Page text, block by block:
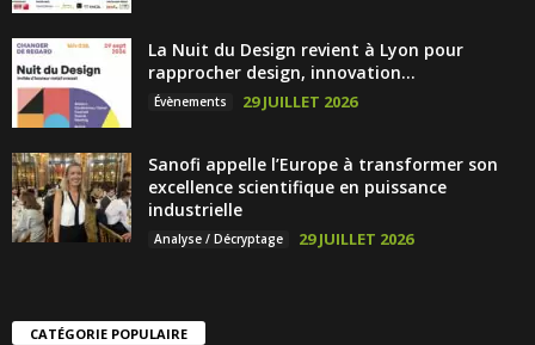
La Nuit du Design revient à Lyon pour
rapprocher design, innovation...
Évènements 29 JUILLET 2026
Sanofi appelle l’Europe à transformer son
excellence scientifique en puissance
industrielle
Analyse / Décryptage 29 JUILLET 2026
CATÉGORIE POPULAIRE